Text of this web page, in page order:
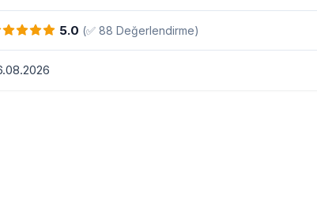
5.0 (✅ 88 Değerlendirme)